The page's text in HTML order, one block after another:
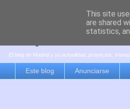
es por
El blog de Madrid y su actualidad, proyectos,
Este blog Anunciarse
This site
are shared
statistics,